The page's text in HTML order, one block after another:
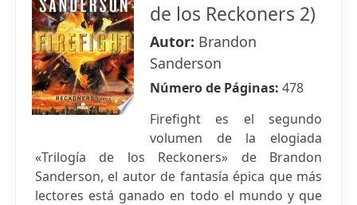
de los Reckoners 2)
Autor: Brandon
Sanderson
Número de Páginas: 478
Firefight es el segundo
volumen de la elogiada
«Trilogía de los Reckoners» de Brandon
Sanderson, el autor de fantasía épica que más
lectores está ganado en todo el mundo y que